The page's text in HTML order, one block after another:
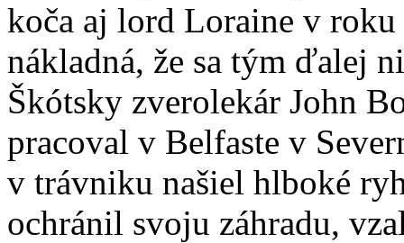
koča aj lord Loraine v
nákladná, že sa tým ďalej
Škótsky zverolekár John
pracoval v Belfaste v
v trávniku našiel hlboké
ochránil svoju záhradu,